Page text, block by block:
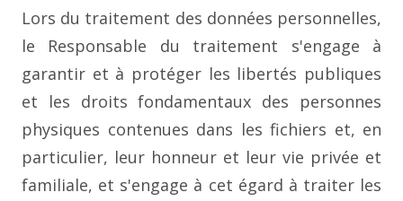
Lors du traitement des données personnelles,
le Responsable du traitement s'engage à
garantir et à protéger les libertés publiques
et les droits fondamentaux des personnes
physiques contenues dans les fichiers et, en
particulier, leur honneur et leur vie privée et
familiale, et s'engage à cet égard à traiter les